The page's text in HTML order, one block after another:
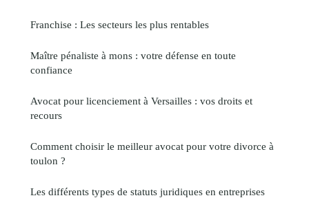
Franchise : Les secteurs les plus rentables
Maître pénaliste à mons : votre défense en toute
confiance
Avocat pour licenciement à Versailles : vos droits et
recours
Comment choisir le meilleur avocat pour votre divorce à
toulon ?
Les différents types de statuts juridiques en entreprises